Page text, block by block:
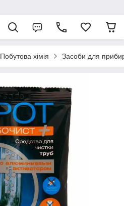
Побутова хімія Засоби для